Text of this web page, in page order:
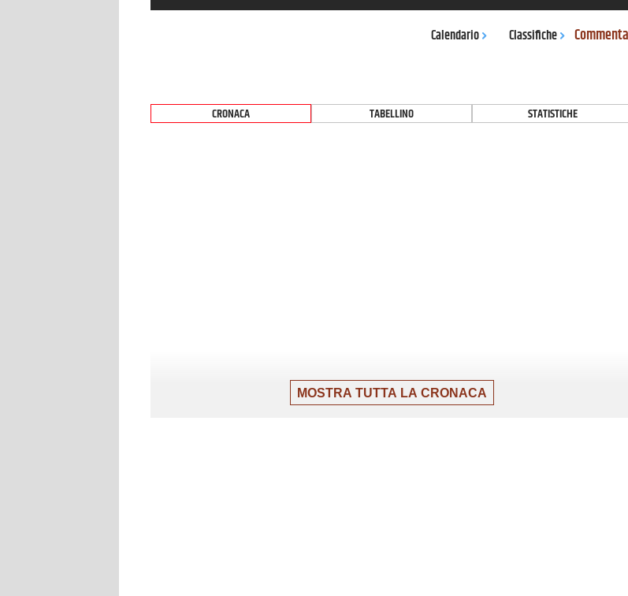
Calendario Classifiche Commenta
CRONACA TABELLINO STATISTICHE
MOSTRA TUTTA LA CRONACA